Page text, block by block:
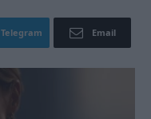
Telegram Email